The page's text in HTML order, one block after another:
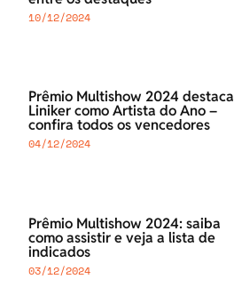
10/12/2024
Prêmio Multishow 2024 destaca
Liniker como Artista do Ano –
confira todos os vencedores
04/12/2024
Prêmio Multishow 2024: saiba
como assistir e veja a lista de
indicados
03/12/2024